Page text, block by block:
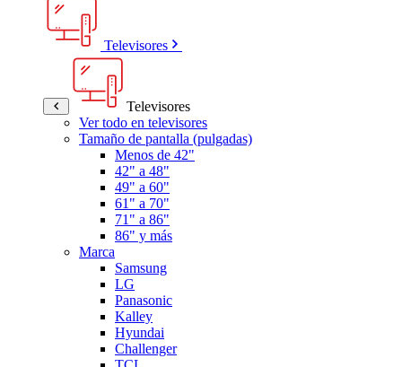
Televisores
Televisores
Ver todo en televisores
Tamaño de pantalla (pulgadas)
Menos de 42"
42" a 48"
49" a 60"
61" a 70"
71" a 86"
86" y más
Marca
Samsung
LG
Panasonic
Kalley
Hyundai
Challenger